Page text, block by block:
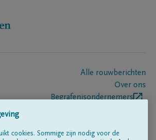
Alle rouwberichten
Over ons
Begrafenisondernemers
cookies. Sommige zijn nodig voor de